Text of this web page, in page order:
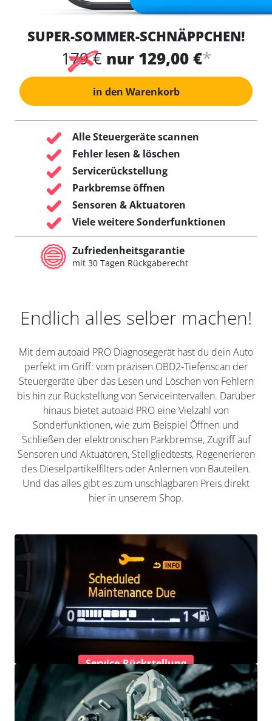
SUPER-SOMMER-SCHNÄPPCHEN!
179 € nur 129,00 €*
in den Warenkorb
Alle Steuergeräte scannen
Fehler lesen & löschen
Servicerückstellung
Parkbremse öffnen
Sensoren & Aktuatoren
Viele weitere Sonderfunktionen
Zufriedenheitsgarantie
mit 30 Tagen Rückgaberecht
Endlich alles selber machen!
Mit dem autoaid PRO Diagnosegerät hast du dein Auto
perfekt im Griff: vom präzisen OBD2-Tiefenscan der
Steuergeräte über das Lesen und Löschen von Fehlern
bis hin zur Rückstellung von Serviceintervallen. Darüber
hinaus bietet autoaid PRO eine Vielzahl von
Sonderfunktionen, wie zum Beispiel Öffnen und
Schließen der elektronischen Parkbremse, Zugriff auf
Sensoren und Aktuatoren, Stellgliedtests, Regenerieren
des Dieselpartikelfilters oder Anlernen von Bauteilen.
Und das alles gibt es zum unschlagbaren Preis direkt
hier in unserem Shop.
Service-Rückstellung